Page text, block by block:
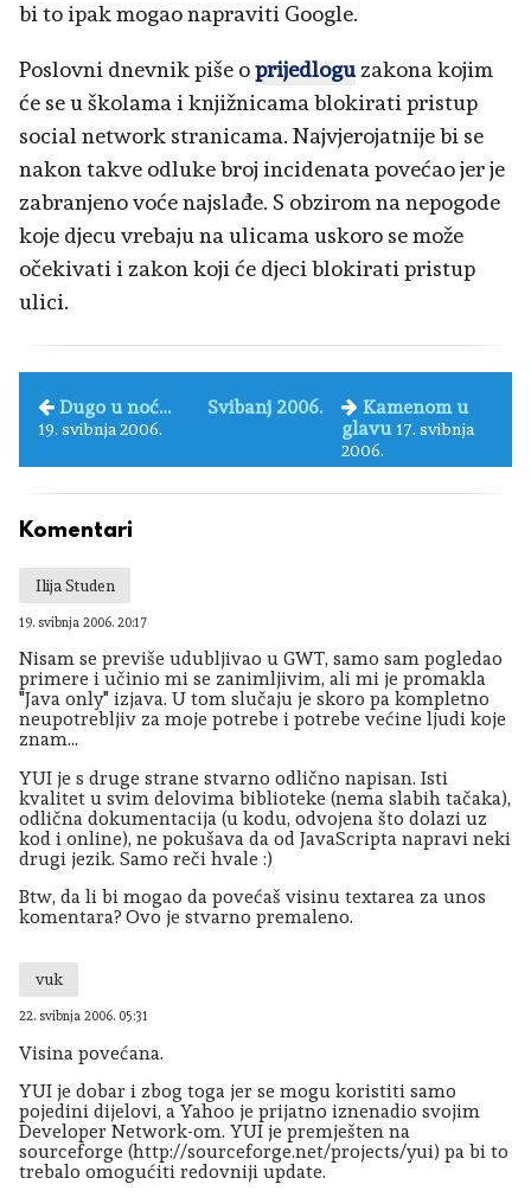
bi to ipak mogao napraviti Google.
Poslovni dnevnik piše oprijedlogu zakona kojim
će se u školama i knjižnicama blokirati pristup
social network stranicama. Najvjerojatnije bi se
nakon takve odluke broj incidenata povećao jer je
zabranjeno voće najslađe. S obzirom na nepogode
koje djecu vrebaju na ulicama uskoro se može
očekivati i zakon koji će djeci blokirati pristup
ulici.
Dugo u noć…
19. svibnja 2006.
Svibanj 2006.
Kamenom u
glavu 17. svibnja
2006.
Komentari
Ilija Studen
19. svibnja 2006. 20:17
Nisam se previše udubljivao u GWT, samo sam pogledao
primere i učinio mi se zanimljivim, ali mi je promakla
"Java only" izjava. U tom slučaju je skoro pa kompletno
neupotrebljiv za moje potrebe i potrebe većine ljudi koje
znam...
YUI je s druge strane stvarno odlično napisan. Isti
kvalitet u svim delovima biblioteke (nema slabih tačaka),
odlična dokumentacija (u kodu, odvojena što dolazi uz
kod i online), ne pokušava da od JavaScripta napravi neki
drugi jezik. Samo reči hvale :)
Btw, da li bi mogao da povećaš visinu textarea za unos
komentara? Ovo je stvarno premaleno.
vuk
22. svibnja 2006. 05:31
Visina povećana.
YUI je dobar i zbog toga jer se mogu koristiti samo
pojedini dijelovi, a Yahoo je prijatno iznenadio svojim
Developer Network-om. YUI je premješten na
sourceforge (http://sourceforge.net/projects/yui) pa bi to
trebalo omogućiti redovniji update.